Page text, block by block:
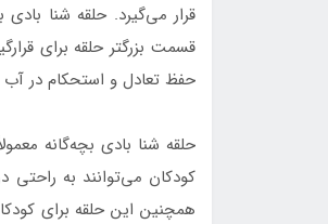
قرار می‌گیرد. حلقه شنا
قسمت بزرگتر حلقه برای
حفظ تعادل و استحکام در
حلقه شنا بادی بچه‌گانه
کودکان می‌توانند به راحتی
همچنین این حلقه برای